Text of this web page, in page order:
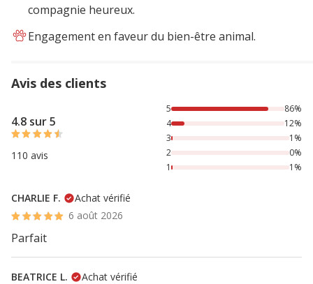
compagnie heureux.
Engagement en faveur du bien-être animal.
Avis des clients
4.8 sur 5
110 avis
86% des personnes lont noté avec {1} étoiles, 12% des
5
86%
4
12%
3
1%
2
0%
1
1%
CHARLIE F.
Achat vérifié
6 août 2026
Parfait
BEATRICE L.
Achat vérifié